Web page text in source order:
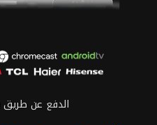
الدفع عن طريق